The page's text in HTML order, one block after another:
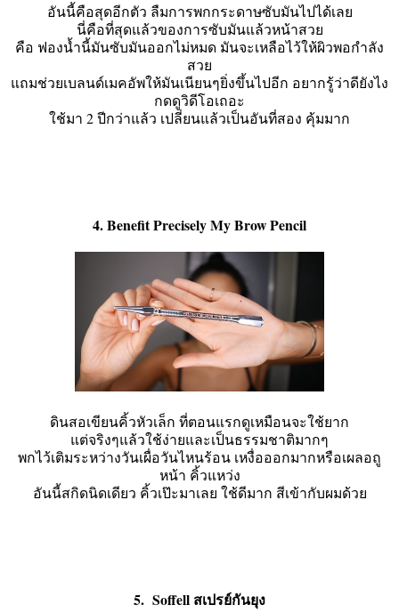
อันนี้คือสุดอีกตัว ลืมการพกกระดาษซับมันไปได้เลย
นี่คือที่สุดแล้วของการซับมันแล้วหน้าสวย
คือ ฟองน้ำนี้มันซับมันออกไม่หมด มันจะเหลือไว้ให้ผิวพอกำลัง
สวย
แถมช่วยเบลนด์เมคอัพให้มันเนียนๆยิ่งขึ้นไปอีก อยากรู้ว่าดียังไง
กดดูวิดีโอเถอะ
ใช้มา 2 ปีกว่าแล้ว เปลี่ยนแล้วเป็นอันที่สอง คุ้มมาก
4. Benefit Precisely My Brow Pencil
ดินสอเขียนคิ้วหัวเล็ก ที่ตอนแรกดูเหมือนจะใช้ยาก
แต่จริงๆแล้วใช้ง่ายและเป็นธรรมชาติมากๆ
พกไว้เติมระหว่างวันเผื่อวันไหนร้อน เหงื่อออกมากหรือเผลอถู
หน้า คิ้วแหว่ง
อันนี้สกิดนิดเดียว คิ้วเป๊ะมาเลย ใช้ดีมาก สีเข้ากับผมด้วย
5. Soffell สเปรย์กันยุง